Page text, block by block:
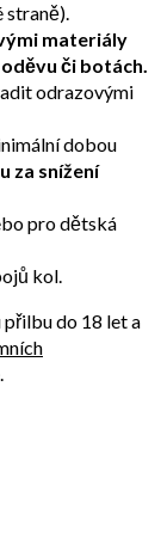
straně).
materiály
či botách.
odrazovými
dobou
za snížení
pro dětská
kol.
přilbu do 18 let a